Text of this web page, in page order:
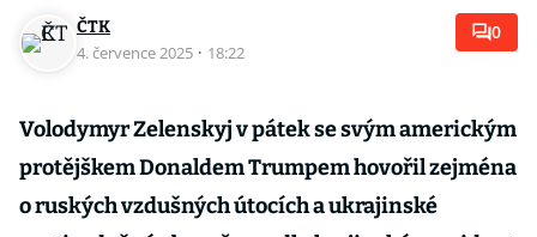
ČTK
4. července 2025 · 18:22
0
Volodymyr Zelenskyj v pátek se svým americkým
protějškem Donaldem Trumpem hovořil zejména
o ruských vzdušných útocích a ukrajinské